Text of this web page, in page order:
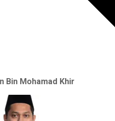
Bin Mohamad Khir